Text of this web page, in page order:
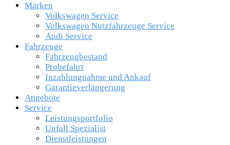
Marken
Volkswagen Service
Volkswagen Nutzfahrzeuge Service
Audi Service
Fahrzeuge
Fahrzeugbestand
Probefahrt
Inzahlungnahme und Ankauf
Garantieverlängerung
Angebote
Service
Leistungsportfolio
Unfall Spezialist
Dienstleistungen